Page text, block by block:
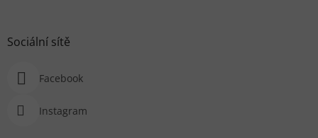
Sociální sítě
Facebook
Instagram